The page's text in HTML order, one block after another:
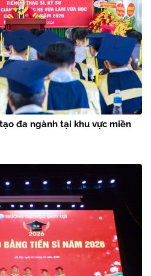
đa ngành tại khu vực miền